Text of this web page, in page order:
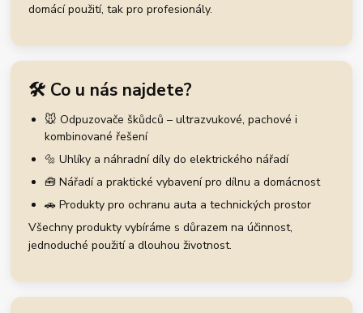
domácí použití, tak pro profesionály.
🛠️ Co u nás najdete?
🐭 Odpuzovače škůdců – ultrazvukové, pachové i
kombinované řešení
🔩 Uhlíky a náhradní díly do elektrického nářadí
🧰 Nářadí a praktické vybavení pro dílnu a domácnost
🚗 Produkty pro ochranu auta a technických prostor
Všechny produkty vybíráme s důrazem na účinnost,
jednoduché použití a dlouhou životnost.